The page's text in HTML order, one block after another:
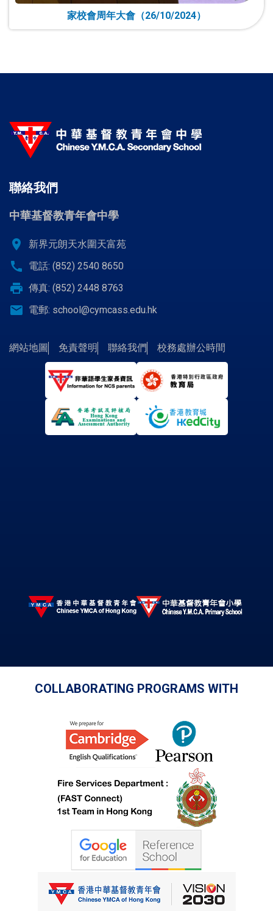
家校會周年大會（26/10/2024）
聯絡我們
中華基督教青年會中學
location_on 新界元朗天水圍天富苑
call 電話: (852) 2540 8650
print 傳真: (852) 2448 8763
email 電郵: school@cymcass.edu.hk
網站地圖 免責聲明 聯絡我們 校務處辦公時間
COLLABORATING PROGRAMS WITH